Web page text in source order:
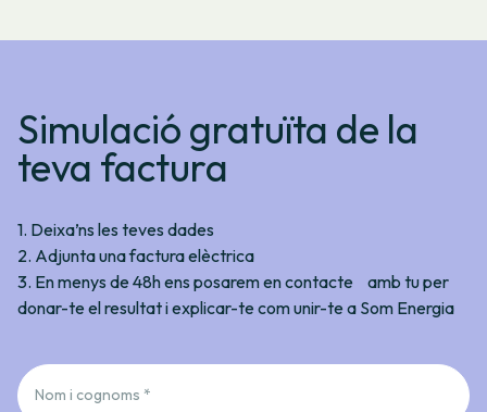
Simulació gratuïta de la
teva factura
1. Deixa’ns les teves dades
2. Adjunta una factura elèctrica
3. En menys de 48h ens posarem en contacte amb tu per
donar-te el resultat i explicar-te com unir-te a Som Energia
Nom i cognoms *